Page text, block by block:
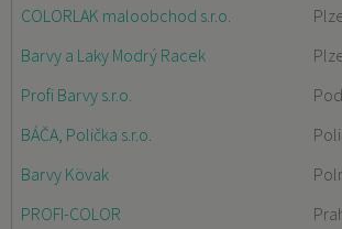
COLORLAK maloobchod s.r.o.
Barvy a Laky Modrý Racek
Profi Barvy s.r.o.
BÁČA, Polička s.r.o.
Barvy Kövak
PROFI-COLOR